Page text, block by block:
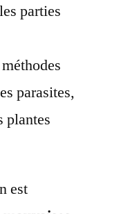
parties
parasites,
plantes
est